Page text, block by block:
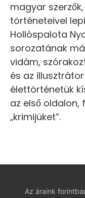
magyar
történeteivel
Hollóspalota
sorozatának
vidám,
és az
élettörténetük
az első oldalon,
„krimijüket”.
Az áraink